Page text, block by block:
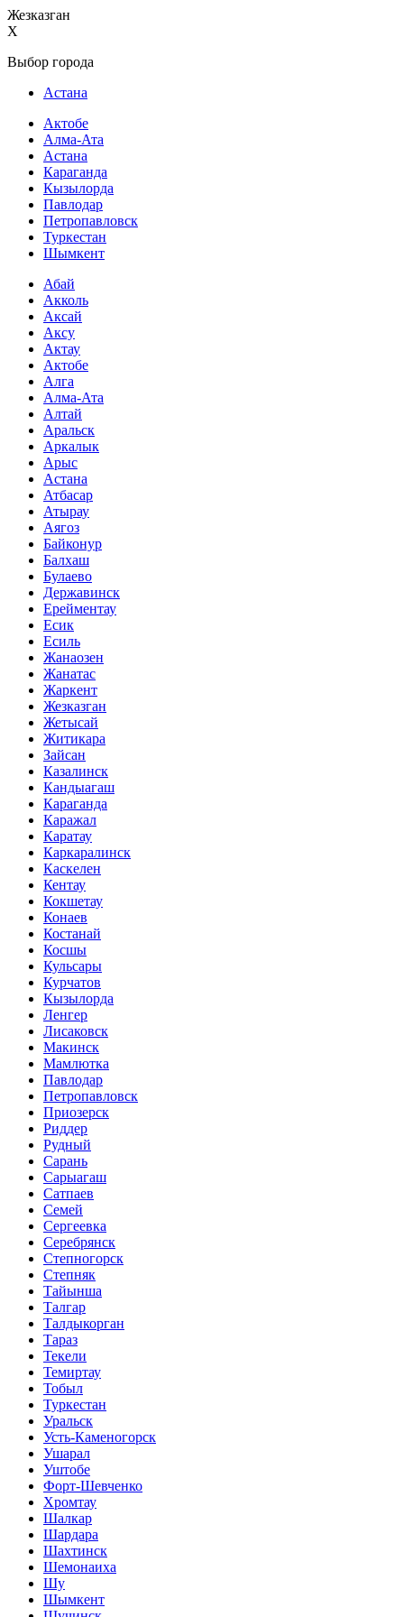
Жезказган
X
Выбор города
Астана
Актобе
Алма-Ата
Астана
Караганда
Кызылорда
Павлодар
Петропавловск
Туркестан
Шымкент
Абай
Акколь
Аксай
Аксу
Актау
Актобе
Алга
Алма-Ата
Алтай
Аральск
Аркалык
Арыс
Астана
Атбасар
Атырау
Аягоз
Байконур
Балхаш
Булаево
Державинск
Ерейментау
Есик
Есиль
Жанаозен
Жанатас
Жаркент
Жезказган
Жетысай
Житикара
Зайсан
Казалинск
Кандыагаш
Караганда
Каражал
Каратау
Каркаралинск
Каскелен
Кентау
Кокшетау
Конаев
Костанай
Косшы
Кульсары
Курчатов
Кызылорда
Ленгер
Лисаковск
Макинск
Мамлютка
Павлодар
Петропавловск
Приозерск
Риддер
Рудный
Сарань
Сарыагаш
Сатпаев
Семей
Сергеевка
Серебрянск
Степногорск
Степняк
Тайынша
Талгар
Талдыкорган
Тараз
Текели
Темиртау
Тобыл
Туркестан
Уральск
Усть-Каменогорск
Ушарал
Уштобе
Форт-Шевченко
Хромтау
Шалкар
Шардара
Шахтинск
Шемонаиха
Шу
Шымкент